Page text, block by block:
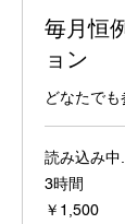
毎月恒
ョン
どなたで
読み込み中
3時間
1,500
円
￥1,500